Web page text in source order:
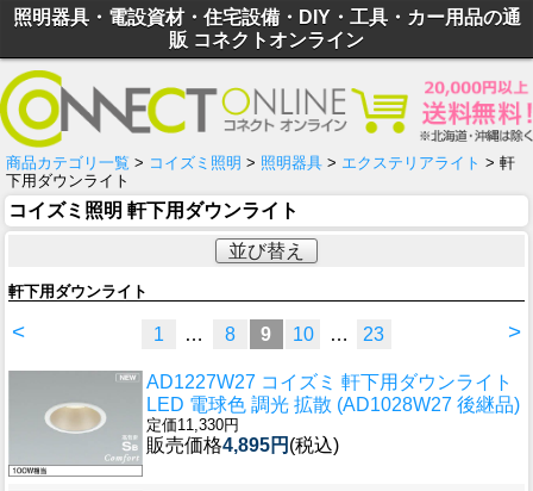
照明器具・電設資材・住宅設備・DIY・工具・カー用品の通
販 コネクトオンライン
商品カテゴリ一覧 > コイズミ照明 > 照明器具 > エクステリアライト > 軒
下用ダウンライト
コイズミ照明 軒下用ダウンライト
並び替え
軒下用ダウンライト
< >
1 … 8 9 10 … 23
AD1227W27 コイズミ 軒下用ダウンライト
LED 電球色 調光 拡散 (AD1028W27 後継品)
定価11,330円
販売価格4,895円 (税込)